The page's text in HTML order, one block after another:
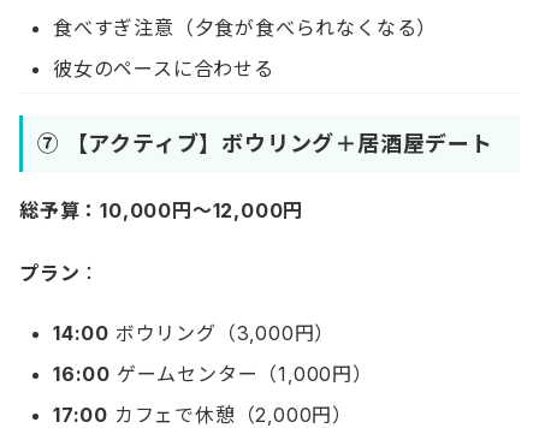
食べすぎ注意（夕食が食べられなくなる）
彼女のペースに合わせる
⑦ 【アクティブ】ボウリング＋居酒屋デート
総予算：10,000円〜12,000円
プラン ：
14:00 ボウリング（3,000円）
16:00 ゲームセンター（1,000円）
17:00 カフェで休憩（2,000円）